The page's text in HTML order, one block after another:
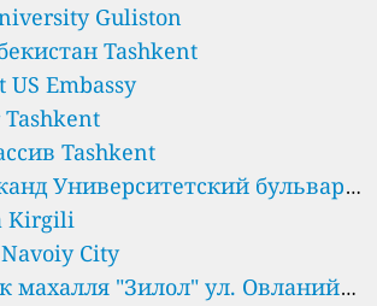
Green University Guliston
Янги Ўзбекистан Tashkent
US Embassy
Almazar Tashkent
ТТЗ-4 массив Tashkent
бульвар
университет туризма и
культурного наследия. Samarkand City
Фарғона Kirgili
Навоий Navoiy City